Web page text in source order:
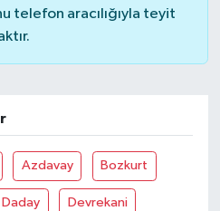
telefon aracılığıyla teyit
Azdavay Bozkurt
Daday Devrekani